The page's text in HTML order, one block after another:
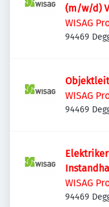
(m/w/d)
WISAG
94469
WISAG
94469
WISAG
94469